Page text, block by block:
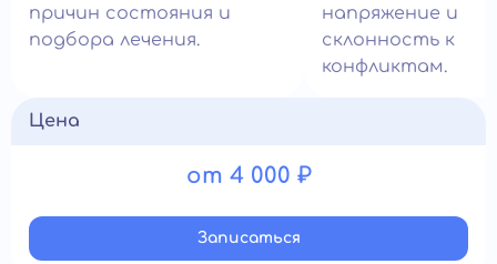
причин состояния и
подбора лечения.
напряжение и
склонность к
конфликтам.
Цена
от 4 000 ₽
Записатьcя